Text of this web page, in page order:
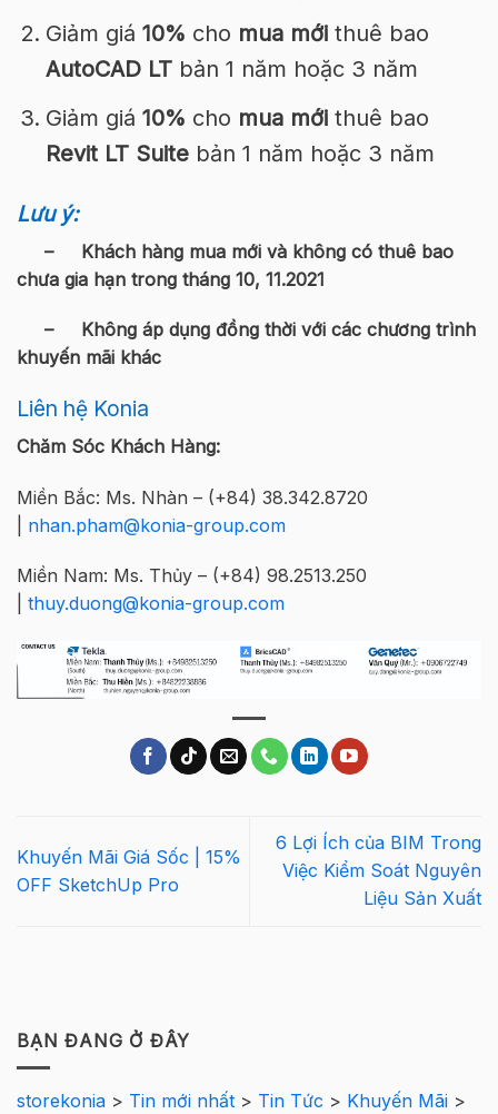
Giảm giá 10% cho mua mới thuê bao
AutoCAD LT bản 1 năm hoặc 3 năm
Giảm giá 10% cho mua mới thuê bao
Revit LT Suite bản 1 năm hoặc 3 năm
Lưu ý:
– Khách hàng mua mới và không có thuê bao
chưa gia hạn trong tháng 10, 11.2021
– Không áp dụng đồng thời với các chương trình
khuyến mãi khác
Liên hệ Konia
Chăm Sóc Khách Hàng:
Miền Bắc: Ms. Nhàn – (+84) 38.342.8720
nhan.pham@konia-group.com
Miền Nam: Ms. Thủy – (+84) 98.2513.250
thuy.duong@konia-group.com
Khuyến Mãi Giá Sốc | 15%
OFF SketchUp Pro
6 Lợi Ích của BIM Trong
Việc Kiểm Soát Nguyên
Liệu Sản Xuất
BẠN ĐANG Ở ĐÂY
storekonia > Tin mới nhất > Tin Tức > Khuyến Mãi >